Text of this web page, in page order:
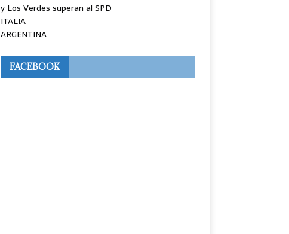
y Los Verdes superan al SPD
ITALIA
ARGENTINA
FACEBOOK